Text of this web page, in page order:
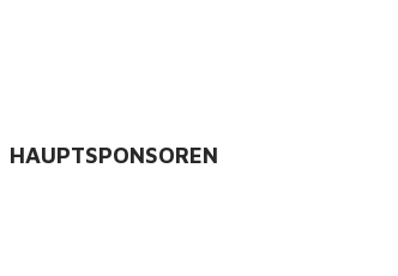
HAUPTSPONSOREN